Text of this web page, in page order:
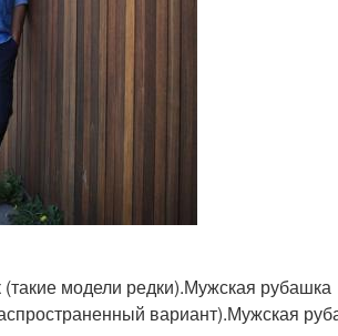
модели редки).Мужская рубашка
вариант).Мужская